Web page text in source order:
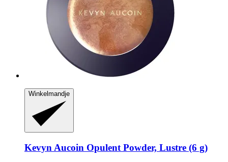
Winkelmandje
Kevyn Aucoin Opulent Powder, Lustre (6 g)